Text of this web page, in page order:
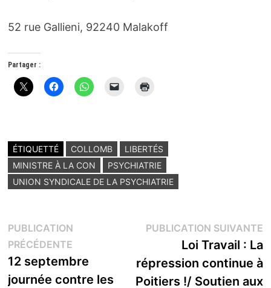
52 rue Gallieni, 92240 Malakoff
Partager :
ÉTIQUETTÉ COLLOMB
LIBERTÉS
MINISTRE À LA CON
PSYCHIATRIE
UNION SYNDICALE DE LA PSYCHIATRIE
Navigation
de
l’article
PUBLICATION
PRÉCÉDENTEPublication
précédente :
12 septembre
journée contre les
PUBLICATION SUIVANTE
Loi Travail : La
répression continue à
Poitiers !/ Soutien aux